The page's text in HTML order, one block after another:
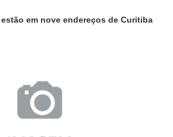
em nove endereços de Curitiba